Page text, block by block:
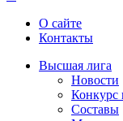
О сайте
Контакты
Высшая лига
Новости
Конкурс
Составы